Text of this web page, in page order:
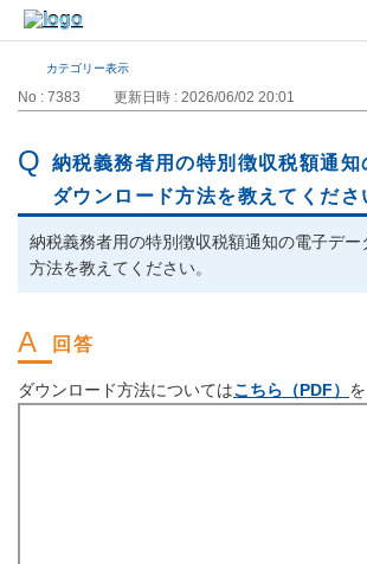
カテゴリー表示
No : 7383 更新日時 : 2026/06/02 20:01
納税義務者用の特別徴収税額通知
ダウンロード方法を教えてくださ
納税義務者用の特別徴収税額通知の電子デー
方法を教えてください。
ダウンロード方法についてはこちら（PDF）